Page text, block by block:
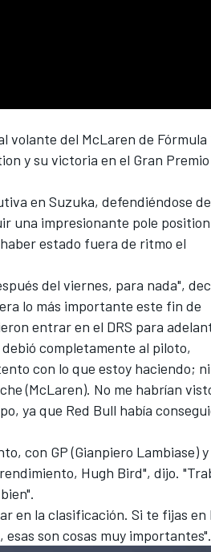
volante del McLaren de Fórmula
y su victoria en el Gran
en Suzuka, defendiéndose
una impresionante pole
estado fuera de ritmo el
del viernes, para nada",
lo más importante este fin de
entrar en el DRS para
completamente al piloto,
con lo que estoy haciendo; ni
(McLaren). No me habrían
ya que Red Bull había
con GP (Gianpiero Lambiase) y
Hugh Bird", dijo.
en la clasificación. Si te fijas en
son cosas muy importantes".